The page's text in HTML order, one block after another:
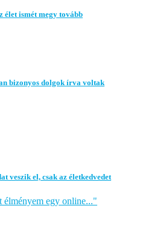
élet ismét megy tovább
bizonyos dolgok írva voltak
veszik el, csak az életkedvedet
élményem egy online..."